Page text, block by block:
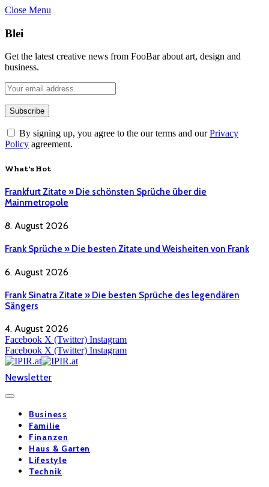
Close Menu
Blei
Get the latest creative news from FooBar about art, design and
business.
By signing up, you agree to the our terms and ourPrivacy
Policy agreement.
What's Hot
Frankfurt Zitate » Die schönsten Sprüche über die
Mainmetropole
8. August 2026
Frank Sprüche » Die besten Zitate und Weisheiten von Frank
6. August 2026
Frank Sinatra Zitate » Die besten Sprüche des legendären
Sängers
4. August 2026
Facebook X (Twitter) Instagram
Facebook X (Twitter) Instagram
Newsletter
Business
Familie
Finanzen
Haus & Garten
Lifestyle
Technik